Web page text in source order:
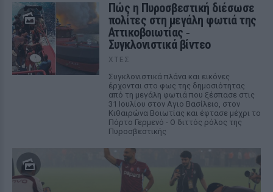
Πώς η Πυροσβεστική διέσωσε
πολίτες στη μεγάλη φωτιά της
Αττικοβοιωτίας ‑
Συγκλονιστικά βίντεο
ΧΤΕΣ
Συγκλονιστικά πλάνα και εικόνες
έρχονται στο φως της δημοσιότητας
από τη μεγάλη φωτιά που ξέσπασε στις
31 Ιουλίου στον Αγιο Βασίλειο, στον
Κιθαιρώνα Βοιωτίας και έφτασε μέχρι το
Πόρτο Γερμενό - Ο διττός ρόλος της
Πυροσβεστικής